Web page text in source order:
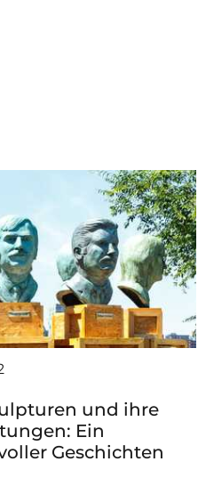
und ihre
Ein
Geschichten